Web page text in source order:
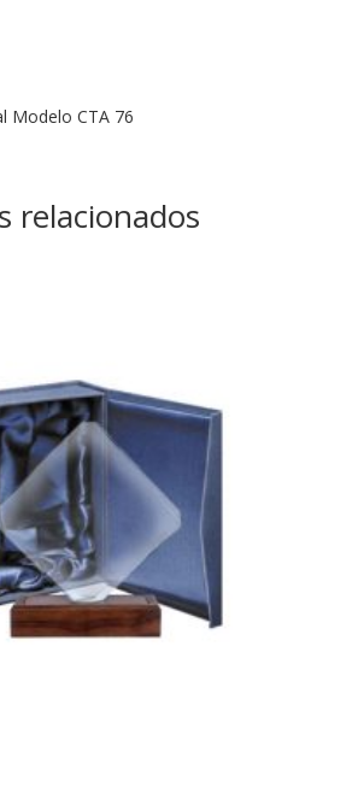
Modelo CTA 76
relacionados